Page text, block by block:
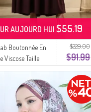
$229.00
$91.99
Boutonnée En
Viscose Taille
Couleur Prune
AUJOURD HUI$55.19